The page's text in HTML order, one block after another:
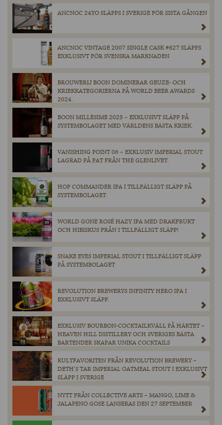
ANCNOC 24YO SLÄPPS I SVERIGE FÖR SISTA GÅNGEN
ANCNOC VINTAGE 2007 SINGLE CASK #627 SLÄPPS
EXKLUSIVT FÖR SVENSKA MARKNADEN
BROUWERIJ BOON DOMINERAR GEUZE- OCH
KRIEKKATEGORIERNA PÅ WORLD BEER AWARDS
2024.
BOON MILLÉSIME 2023 – EXKLUSIVT SLÄPP PÅ
SYSTEMBOLAGET MED VÄRLDENS BÄSTA KRIEK.
VANISHING POINT 08 – EXKLUSIV IMPERIAL STOUT
LAGRAD PÅ FAT FRÅN THE GLENLIVET.
HOP COMMANDER IPA I TILLFÄLLIGT SLÄPP PÅ
SYSTEMBOLAGET.
WORLD GONE ROSÉ HAZY IPA MED DRAKFRUKT
OCH HIBISKUS FRÅN I TILLFÄLLIGT SLÄPP!
SNAKE EYES IMPERIAL STOUT I TILLFÄLLIGT SLÄPP
PÅ SYSTEMBOLAGET
REVOLUTION BREWERYS INFINITY HERO IPA I
EXKLUSIVT SLÄPP.
EXKLUSIV BOURBON-COCKTAILKVÄLL PÅ HÄKTET –
HEAVEN HILL DISTILLERY OCH SVERIGES BÄSTA
BARTENDER SKAPAR UNIKA COCKTAILS
KULTFAVORITEN FRÅN REVOLUTION BREWERY –
DETH’S TAR IMPERIAL OATMEAL STOUT I EXKLUSIVT
SLÄPP I SVERIGE
NYTT FRÅN COLLECTIVE ARTS – MANGO, LIME &
JALAPENO GOSE LANSERAS DEN 27 SEPTEMBER